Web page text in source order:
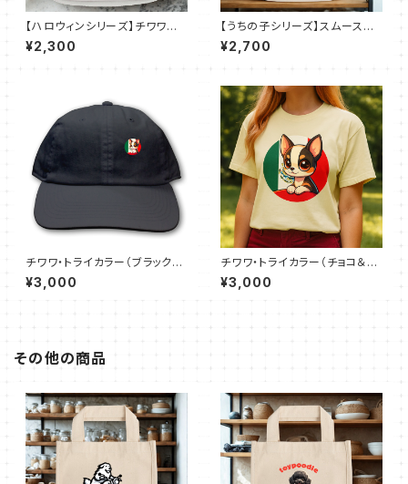
【ハロウィンシリーズ】チワワ｜
レザースタイルマルチケース（全
3色）
¥2,300
【うちの子シリーズ】スムースコ
ートチワワ【ホワイト】ロコトート
（Ｓ）
¥2,700
チワワ・トライカラー（ブラック＆
タン＆ホワイト）ベースボールロ
ーキャップ-ツイル-（全16色）
¥3,000
チワワ・トライカラー（チョコ＆タ
ン＆ホワイト）ドライＴシャツ（全
50色）
¥3,000
その他の商品